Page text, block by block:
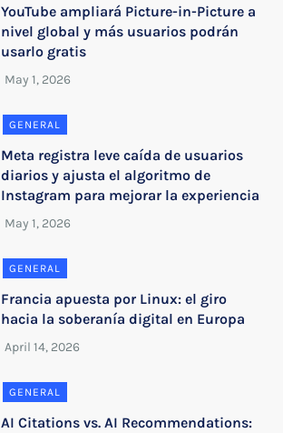
YouTube ampliará Picture-in-Picture a
nivel global y más usuarios podrán
usarlo gratis
GENERAL
Meta registra leve caída de usuarios
diarios y ajusta el algoritmo de
Instagram para mejorar la experiencia
GENERAL
Francia apuesta por Linux: el giro
hacia la soberanía digital en Europa
GENERAL
AI Citations vs. AI Recommendations: